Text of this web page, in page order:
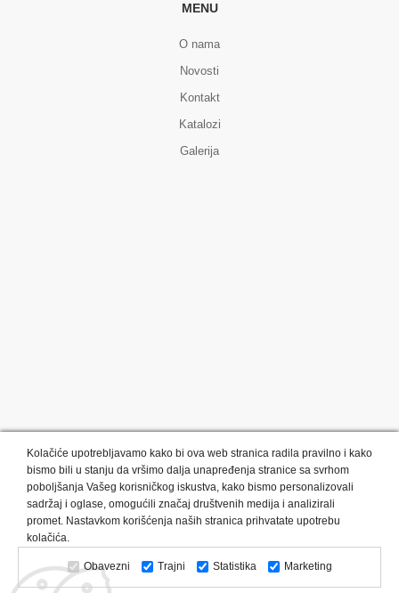
MENU
O nama
Novosti
Kontakt
Katalozi
Galerija
Kategorije proizvoda: Olovke i markeri
Privesci i trakice
Upaljači
USB Tehnologija Tekstil
Kačketi i kape
Notesi i rokovnici
Kancelarija Satovi
Kišobrani
Kolačiće upotrebljavamo kako bi ova web stranica radila pravilno i kako
bismo bili u stanju da vršimo dalja unapređenja stranice sa svrhom
poboljšanja Vašeg korisničkog iskustva, kako bismo personalizovali
sadržaj i oglase, omogućili značaj društvenih medija i analizirali
promet. Nastavkom korišćenja naših stranica prihvatate upotrebu
kolačića.
Obavezni Trajni Statistika Marketing